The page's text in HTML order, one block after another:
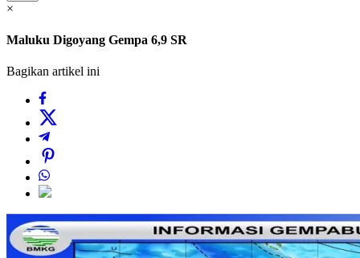
×
Maluku Digoyang Gempa 6,9 SR
Bagikan artikel ini